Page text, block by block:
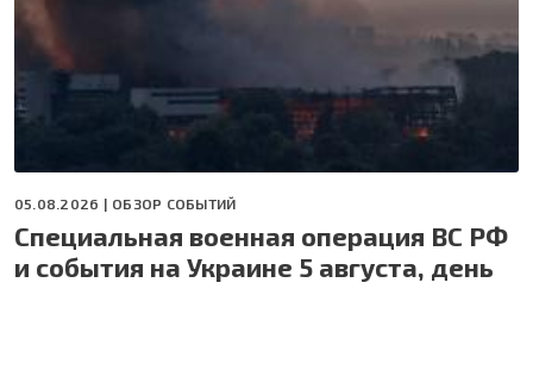
05.08.2026 | ОБЗОР СОБЫТИЙ
Специальная военная операция ВС РФ
и события на Украине 5 августа, день